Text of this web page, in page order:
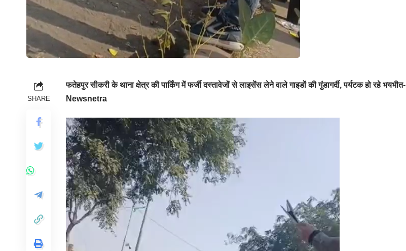
SHARE
फतेहपुर सीकरी के थाना क्षेत्र की पार्किंग में फर्जी दस्तावेजों से लाइसेंस लेने वाले गाइडों की गुंडागर्दी, पर्यटक हो रहे भयभीत-
Newsnetra